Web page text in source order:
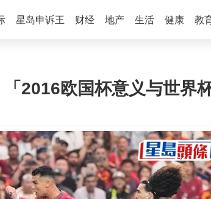
星岛申诉王 财经 地产 生活 健康 教
2016欧国杯意义与世界